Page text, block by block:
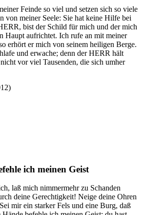
Feinde so viel und setzen sich so viele
von meiner Seele: Sie hat keine Hilfe bei
bist der Schild für mich und der mich
Haupt aufrichtet. Ich rufe an mit meiner
erhört er mich von seinem heiligen Berge.
und erwache; denn der HERR hält
vor viel Tausenden, die sich umher
ich meinen Geist
laß mich nimmermehr zu Schanden
deine Gerechtigkeit! Neige deine Ohren
mir ein starker Fels und eine Burg, daß